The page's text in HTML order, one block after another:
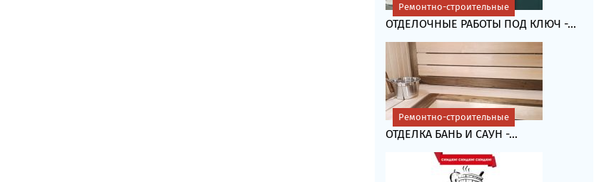
ОТДЕЛОЧНЫЕ РАБОТЫ ПОД КЛЮЧ -...
Ремонтно-строительные
ОТДЕЛКА БАНЬ И САУН -...
Ремонтно-строительные